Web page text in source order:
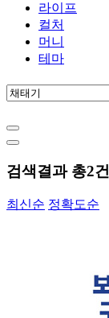
라이프
컬처
머니
테마
검색결과 총2건
최신순 정확도순